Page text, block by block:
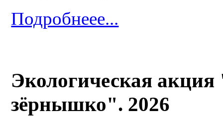
Подробнеее...
Экологическая
зёрнышко". 2026